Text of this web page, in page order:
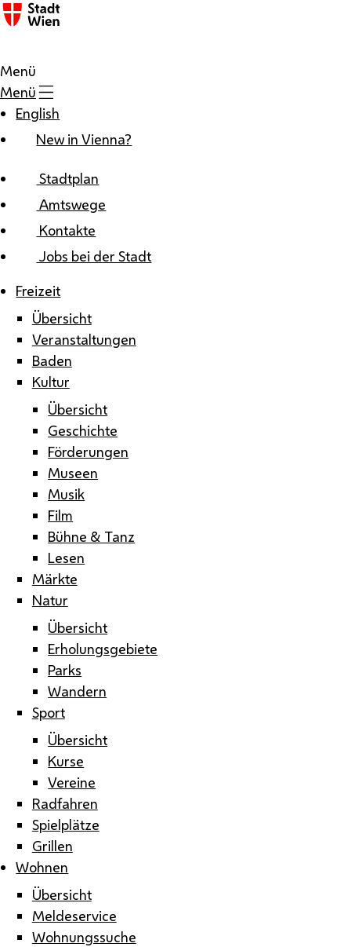
Zum Inhalt
Menü
Menü
English
New in Vienna?
Stadtplan
Amtswege
Kontakte
Jobs bei der Stadt
Freizeit
Übersicht
Veranstaltungen
Baden
Kultur
Übersicht
Geschichte
Förderungen
Museen
Musik
Film
Bühne & Tanz
Lesen
Märkte
Natur
Übersicht
Erholungsgebiete
Parks
Wandern
Sport
Übersicht
Kurse
Vereine
Radfahren
Spielplätze
Grillen
Wohnen
Übersicht
Meldeservice
Wohnungssuche